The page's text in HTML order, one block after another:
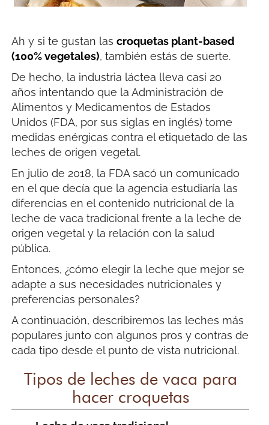
Ah y si te gustan lascroquetas plant-based
(100% vegetales), también estás de suerte.
De hecho, la industria láctea lleva casi 20
años intentando que la Administración de
Alimentos y Medicamentos de Estados
Unidos (FDA, por sus siglas en inglés) tome
medidas enérgicas contra el etiquetado de las
leches de origen vegetal.
En julio de 2018, la FDA sacó un comunicado
en el que decía que la agencia estudiaría las
diferencias en el contenido nutricional de la
leche de vaca tradicional frente a la leche de
origen vegetal y la relación con la salud
pública.
Entonces, ¿cómo elegir la leche que mejor se
adapte a sus necesidades nutricionales y
preferencias personales?
A continuación, describiremos las leches más
populares junto con algunos pros y contras de
cada tipo desde el punto de vista nutricional.
Tipos de leches de vaca para
hacer croquetas